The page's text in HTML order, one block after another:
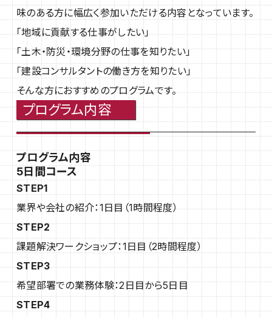
味のある方に幅広く参加いただける内容となっています。
「地域に貢献する仕事がしたい」
「土木・防災・環境分野の仕事を知りたい」
「建設コンサルタントの働き方を知りたい」
そんな方におすすめのプログラムです。
プログラム内容
プログラム内容
5日間コース
STEP1
業界や会社の紹介：1日目（1時間程度）
STEP2
課題解決ワークショップ：1日目（2時間程度）
STEP3
希望部署での業務体験：2日目から5日目
STEP4